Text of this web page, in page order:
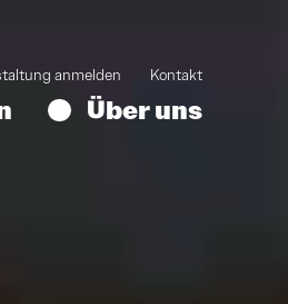
anmelden Kontakt
Über uns